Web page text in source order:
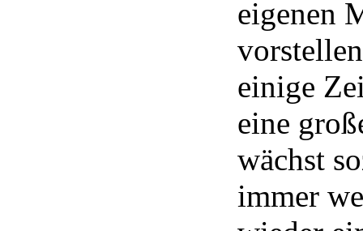
eigenen
einige
eine
wächst
immer